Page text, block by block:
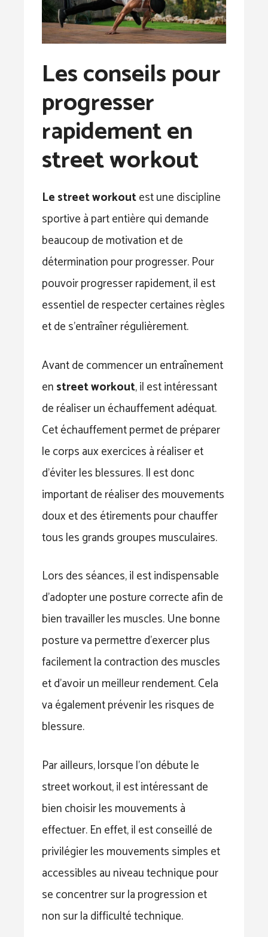
Les conseils pour
progresser
rapidement en
street workout
Le street workoutest une discipline
sportive à part entière qui demande
beaucoup de motivation et de
détermination pour progresser. Pour
pouvoir progresser rapidement, il est
essentiel de respecter certaines règles
et de s’entraîner régulièrement.
Avant de commencer un entraînement
enstreet workout, il est intéressant
de réaliser un échauffement adéquat.
Cet échauffement permet de préparer
le corps aux exercices à réaliser et
d’éviter les blessures. Il est donc
important de réaliser des mouvements
doux et des étirements pour chauffer
tous les grands groupes musculaires.
Lors des séances, il est indispensable
d’adopter une posture correcte afin de
bien travailler les muscles. Une bonne
posture va permettre d’exercer plus
facilement la contraction des muscles
et d’avoir un meilleur rendement. Cela
va également prévenir les risques de
blessure.
Par ailleurs, lorsque l’on débute le
street workout, il est intéressant de
bien choisir les mouvements à
effectuer. En effet, il est conseillé de
privilégier les mouvements simples et
accessibles au niveau technique pour
se concentrer sur la progression et
non sur la difficulté technique.